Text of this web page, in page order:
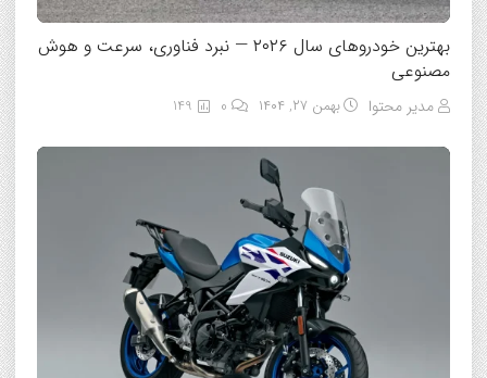
بهترین خودروهای سال ۲۰۲۶ — نبرد فناوری، سرعت و هوش
مصنوعی
مدیر محتوا بهمن ۲۷, ۱۴۰۴ 149